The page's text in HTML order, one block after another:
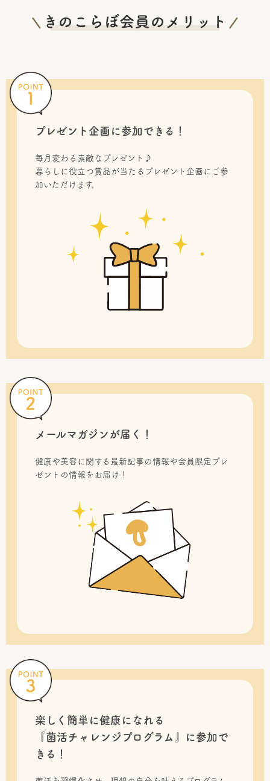
プレゼント企画に参加できる！
毎月変わる素敵なプレゼント♪
暮らしに役立つ賞品が当たるプレゼント企画にご参
加いただけます。
メールマガジンが届く！
健康や美容に関する最新記事の情報や会員限定プレ
ゼントの情報をお届け！
楽しく簡単に健康になれる
『菌活チャレンジプログラム』に 参加で
きる！